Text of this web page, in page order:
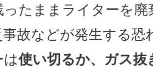
ったままライターを
故などが発生する恐
は使い切るか、ガス抜